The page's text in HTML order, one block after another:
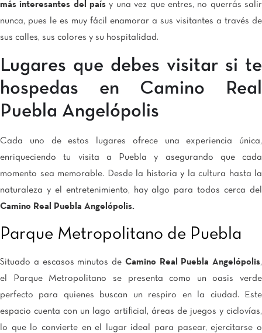
más interesantes del país y una vez que entres, no querrás salir
nunca, pues le es muy fácil enamorar a sus visitantes a través de
sus calles, sus colores y su hospitalidad.
Lugares que debes visitar si te
hospedas en Camino Real
Puebla Angelópolis
Cada uno de estos lugares ofrece una experiencia única,
enriqueciendo tu visita a Puebla y asegurando que cada
momento sea memorable. Desde la historia y la cultura hasta la
naturaleza y el entretenimiento, hay algo para todos cerca del
Camino Real Puebla Angelópolis.
Parque Metropolitano de Puebla
Situado a escasos minutos de Camino Real Puebla Angelópolis,
el Parque Metropolitano se presenta como un oasis verde
perfecto para quienes buscan un respiro en la ciudad. Este
espacio cuenta con un lago artificial, áreas de juegos y ciclovías,
lo que lo convierte en el lugar ideal para pasear, ejercitarse o